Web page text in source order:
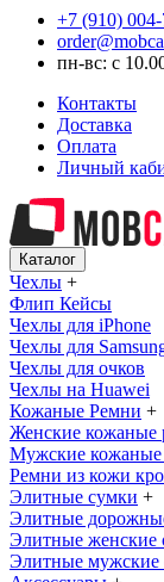
+7 (910)
пн-вс: с
Контакты
Доставка
Оплата
Личный
Каталог
Чехлы +
Флип Кейсы
Чехлы для iPhone
Чехлы для
Чехлы для очков
Чехлы на Huawei
Кожаные Ремни +
Женские кожаные
Мужские кожаные
Ремни из кожи
Элитные сумки +
Элитные
Элитные женские
Элитные мужские